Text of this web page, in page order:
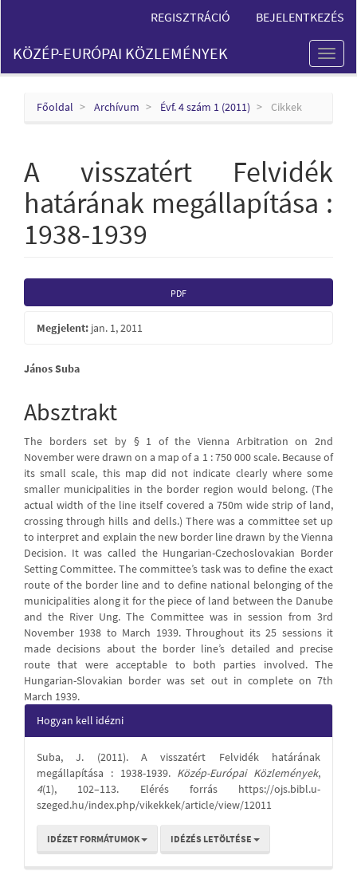
Content
Sidebar
REGISZTRÁCIÓ BEJELENTKEZÉS
Toggle
KÖZÉP-EURÓPAI KÖZLEMÉNYEK
Főoldal Archívum Évf. 4 szám 1 (2011) Cikkek
A visszatért Felvidék
határának megállapítása :
1938-1939
Article
Sidebar
PDF
Megjelent: jan. 1, 2011
Main
Article
Content
János Suba
Absztrakt
The borders set by § 1 of the Vienna Arbitration on 2nd
November were drawn on a map of a 1 : 750 000 scale. Because of
its small scale, this map did not indicate clearly where some
smaller municipalities in the border region would belong. (The
actual width of the line itself covered a 750m wide strip of land,
crossing through hills and dells.) There was a committee set up
to interpret and explain the new border line drawn by the Vienna
Decision. It was called the Hungarian-Czechoslovakian Border
Setting Committee. The committee’s task was to define the exact
route of the border line and to define national belonging of the
municipalities along it for the piece of land between the Danube
and the River Ung. The Committee was in session from 3rd
November 1938 to March 1939. Throughout its 25 sessions it
made decisions about the border line’s detailed and precise
route that were acceptable to both parties involved. The
Hungarian-Slovakian border was set out in complete on 7th
March 1939.
Article
Details
Hogyan kell idézni
Suba, J. (2011). A visszatért Felvidék határának
megállapítása : 1938-1939. Közép-Európai Közlemények,
4(1), 102–113. Elérés forrás https://ojs.bibl.u-
szeged.hu/index.php/vikekkek/article/view/12011
IDÉZET FORMÁTUMOK IDÉZÉS LETÖLTÉSE